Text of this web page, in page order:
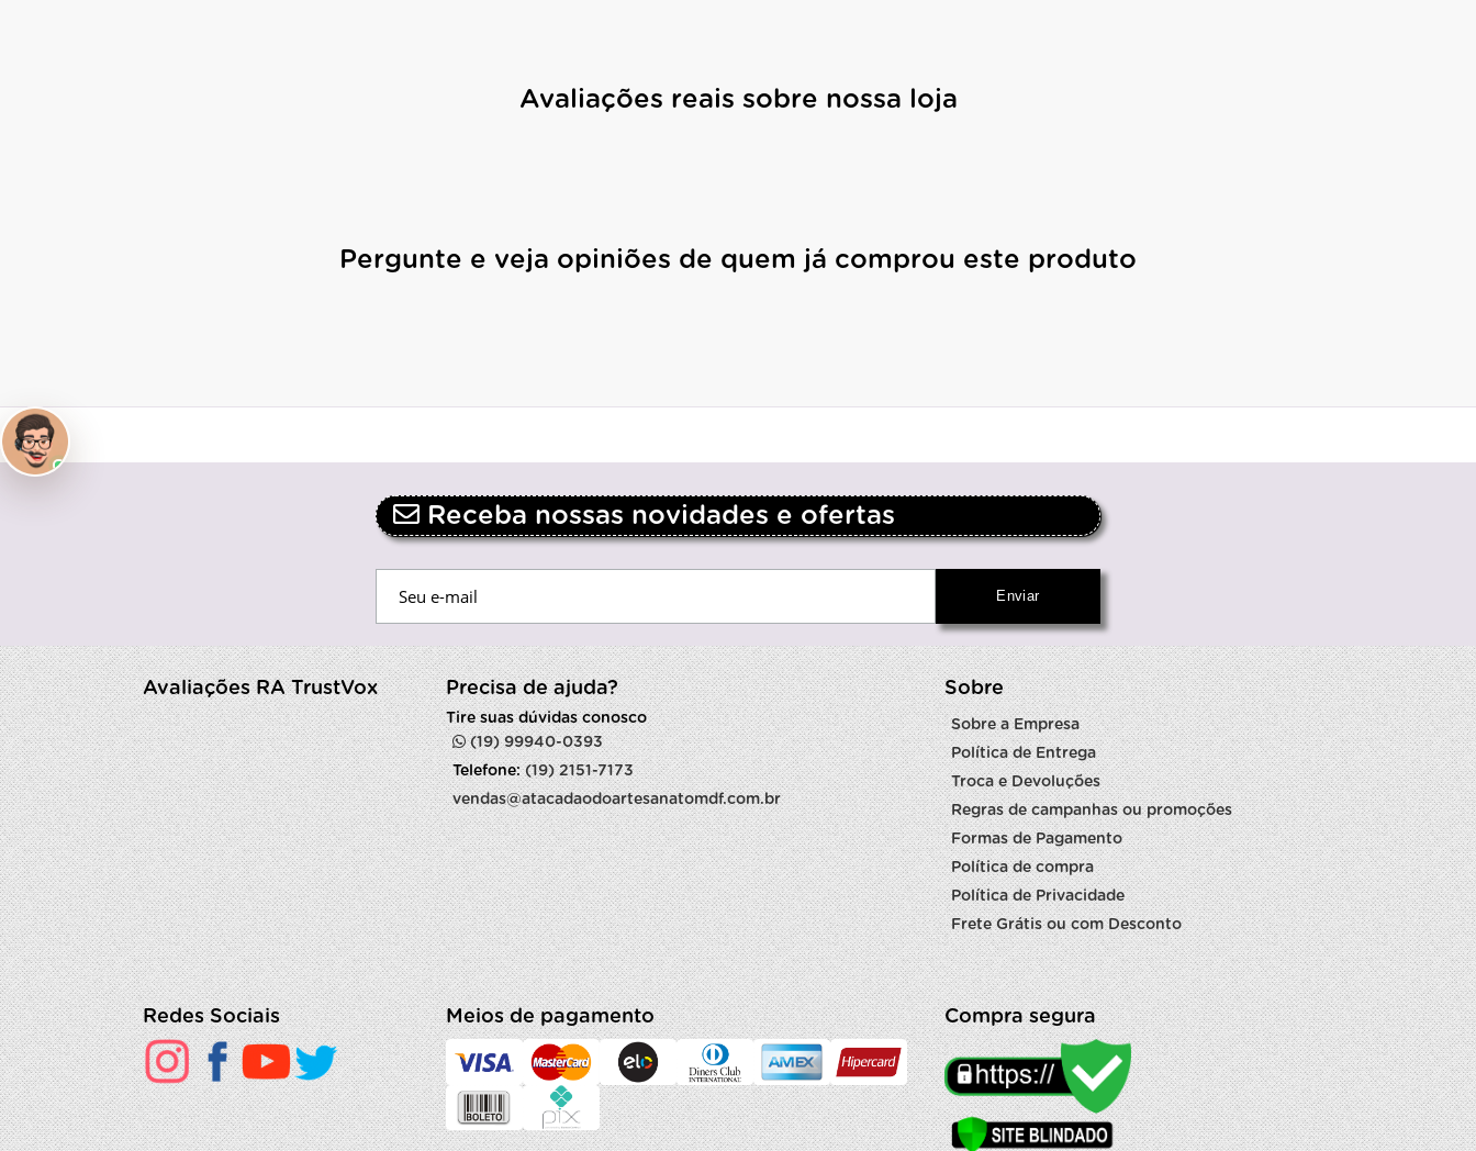
Avaliações reais sobre nossa loja
Pergunte e veja opiniões de quem já comprou este produto
Receba nossas novidades e ofertas
Avaliações RA TrustVox Precisa de ajuda?
Tire suas dúvidas conosco
(19) 99940-0393
Telefone:(19) 2151-7173
vendas@atacadaodoartesanatomdf.com.br
Sobre
Sobre a Empresa
Política de Entrega
Troca e Devoluções
Regras de campanhas ou promoções
Formas de Pagamento
Política de compra
Política de Privacidade
Frete Grátis ou com Desconto
Redes Sociais Meios de pagamento Compra segura